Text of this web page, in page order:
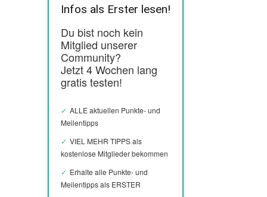
Infos als Erster lesen!
Du bist noch kein
Mitglied unserer
Community?
Jetzt 4 Wochen lang
gratis testen!
ALLE aktuellen Punkte- und
Meilentipps
VIEL MEHR TIPPS als
kostenlose Mitglieder bekommen
Erhalte alle Punkte- und
Meilentipps als ERSTER